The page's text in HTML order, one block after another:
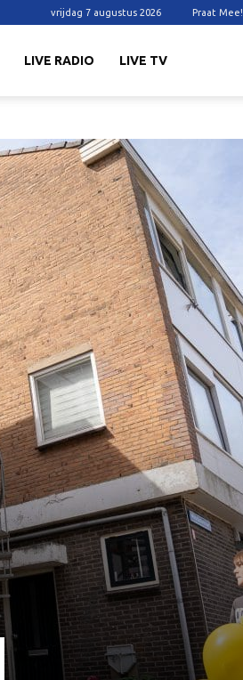
vrijdag 7 augustus 2026 Praat Mee!
LIVE RADIO LIVE TV